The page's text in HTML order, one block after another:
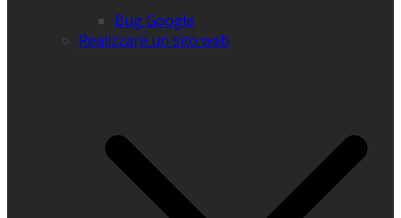
Bug Google
Realizzare un sito web